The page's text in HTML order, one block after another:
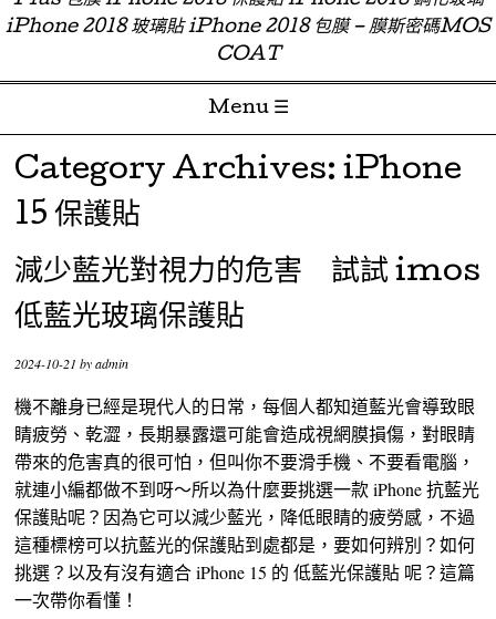
iPhone 2018 玻璃貼 iPhone 2018 包膜 – 膜斯密碼MOS
COAT
Menu ☰
Skip to content
Category Archives:iPhone
15 保護貼
減少藍光對視力的危害 試試 imos
低藍光玻璃保護貼
2024-10-21 byadmin
機不離身已經是現代人的日常，每個人都知道藍光會導致眼
睛疲勞、乾澀，長期暴露還可能會造成視網膜損傷，對眼睛
帶來的危害真的很可怕，但叫你不要滑手機、不要看電腦，
就連小編都做不到呀～所以為什麼要挑選一款 iPhone 抗藍光
保護貼呢？因為它可以減少藍光，降低眼睛的疲勞感，不過
這種標榜可以抗藍光的保護貼到處都是，要如何辨別？如何
挑選？以及有沒有適合 iPhone 15 的 低藍光保護貼 呢？這篇
一次帶你看懂！